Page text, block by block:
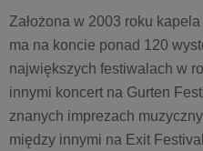
Założona w 2003 roku
ma na koncie ponad 120
największych festiwalach w
innymi koncert na Gurten
znanych imprezach
między innymi na Exit